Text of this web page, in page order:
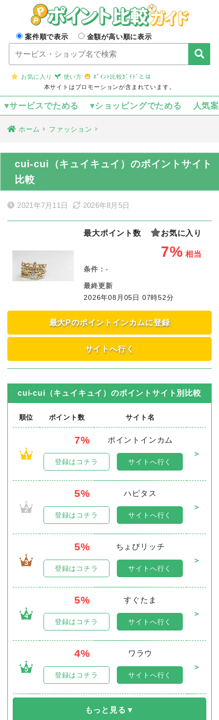
案件順で表示 金額が高い順に表示
お気に入り 使い方
ﾎﾟｲﾝﾄ比較ｶﾞｲﾄﾞとは
本サイトはプロモーションが含まれています。
▾サービスでためる ▾ショッピングでためる 人気
ホーム ファッション
cui-cui（キュイキュイ）のポイントサイト
比較
2021年7月11日 2026年8月5日
最大ポイント数 お気に入り
7% 相当
条件： -
最終更新
2026年08月05日 07時52分
最大Pのポイントインカムに登録
サイトへ行く
cui-cui（キュイキュイ）のポイントサイト別比較
順位 ポイント数 サイト名
1
7%
ポイントインカム
＞
登録はコチラ サイトへ行く
2
5%
ハピタス
＞
登録はコチラ サイトへ行く
3
5%
ちょびリッチ
＞
登録はコチラ サイトへ行く
4
5%
すぐたま
＞
登録はコチラ サイトへ行く
5
4%
ワラウ
＞
登録はコチラ サイトへ行く